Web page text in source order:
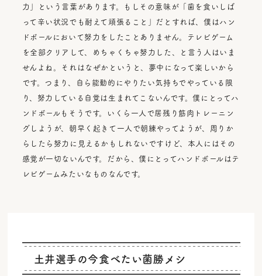
力」という言葉があります。もしその意味が「歯を食いしば
って辛い状況でも耐えて頑張ること」だとすれば、僕はハン
ドボールにおいて努力をしたことありません。テレビゲーム
を全部クリアして、めちゃくちゃ努力した、と言う人はいま
せんよね。それはなぜかというと、夢中になって楽しいから
です。つまり、自ら能動的にやりたい気持ちでやっている限
り、努力している自覚は生まれてこないんです。僕にとってハ
ンドボールもそうです。いくら一人で居残り筋肉トレーニン
グしようが、朝早く起きて一人で朝練やってようが、周りか
らしたら努力に見えるかもしれないですけど、本人にはその
感覚が一切ないんです。だから、僕にとってハンドボールはテ
レビゲームみたいなものなんです。
土井選手の今食べたい菌勝メシ